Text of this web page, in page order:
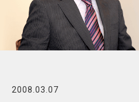
2008.03.07